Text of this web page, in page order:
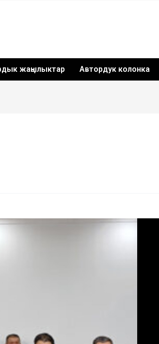
жаңылыктар Автордук колонка